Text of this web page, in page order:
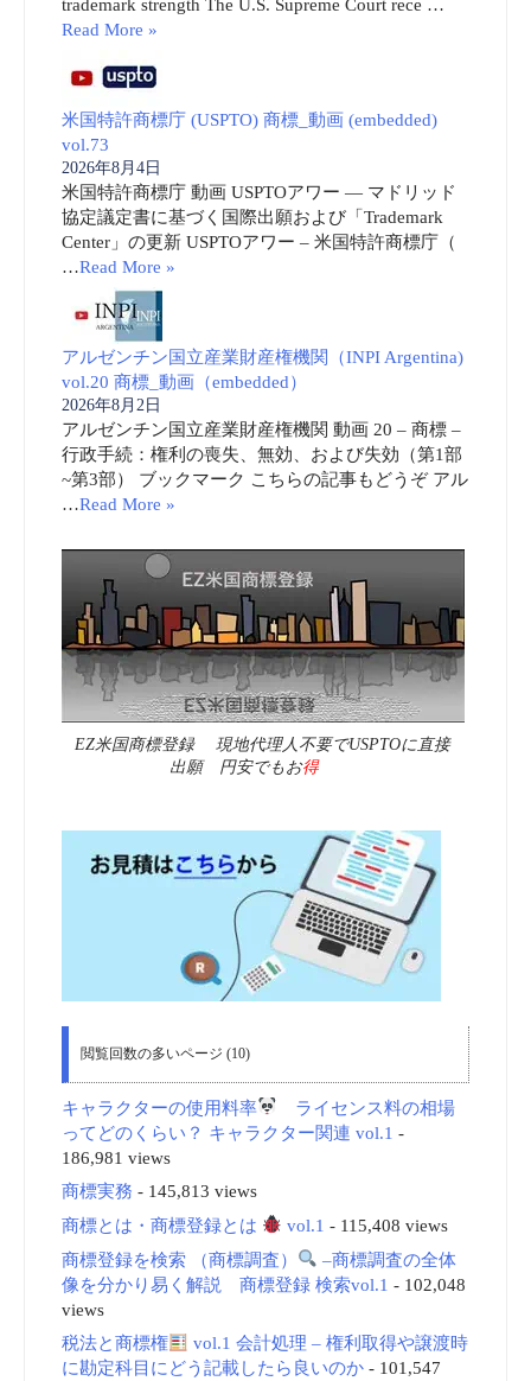
trademark strength The U.S. Supreme Court rece …
Read More »
米国特許商標庁 (USPTO) 商標_動画 (embedded)
vol.73
2026年8月4日
米国特許商標庁 動画 USPTOアワー ― マドリッド
協定議定書に基づく国際出願および「Trademark
Center」の更新 USPTOアワー – 米国特許商標庁（
…Read More »
アルゼンチン国立産業財産権機関（INPI Argentina)
vol.20 商標_動画（embedded）
2026年8月2日
アルゼンチン国立産業財産権機関 動画 20 – 商標 –
行政手続：権利の喪失、無効、および失効（第1部
~第3部） ブックマーク こちらの記事もどうぞ アル
…Read More »
EZ米国商標登録 現地代理人不要でUSPTOに直接
出願 円安でもお得
閲覧回数の多いページ (10)
キャラクターの使用料率
ライセンス料の相場
ってどのくらい？ キャラクター関連 vol.1 -
186,981 views
商標実務 - 145,813 views
商標とは・商標登録とは
vol.1 - 115,408 views
商標登録を検索 （商標調査）
–商標調査の全体
像を分かり易く解説 商標登録 検索vol.1 - 102,048
views
税法と商標権
vol.1 会計処理 – 権利取得や譲渡時
に勘定科目にどう記載したら良いのか- 101,547